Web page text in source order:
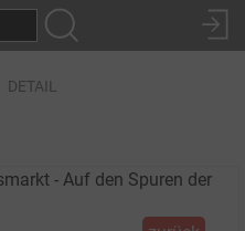
DETAIL